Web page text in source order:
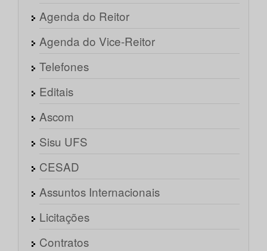
Agenda do Reitor
Agenda do Vice-Reitor
Telefones
Editais
Ascom
Sisu UFS
CESAD
Assuntos Internacionais
Licitações
Contratos